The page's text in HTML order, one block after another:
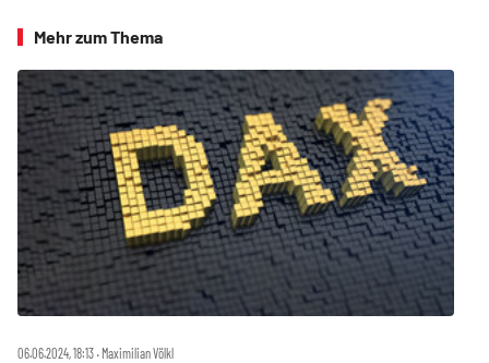
Mehr zum Thema
06.06.2024, 18:13 ‧ Maximilian Völkl